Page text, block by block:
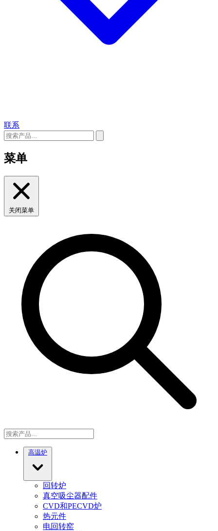
联系
菜单
关闭菜单
高温炉
回转炉
真空吸尘器配件
CVD和PECVD炉
热元件
电回转窑